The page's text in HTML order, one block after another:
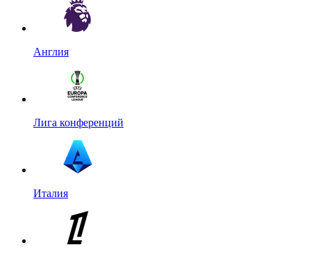
Англия
Лига конференций
Италия